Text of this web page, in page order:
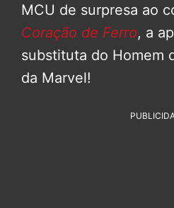
MCU de surpresa ao
Coração de Ferro, a
substituta do Homem
da Marvel!